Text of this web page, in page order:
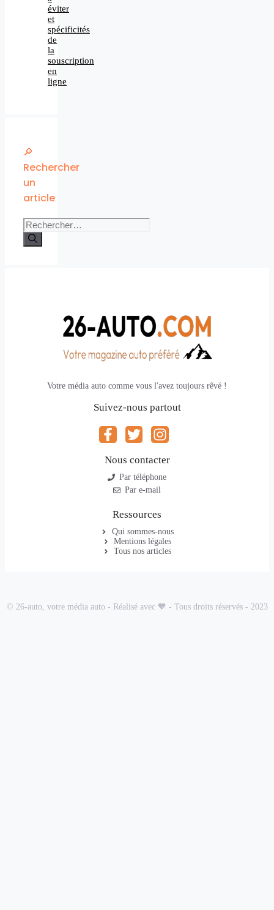
éviter
et
spécificités
de
la
souscription
en
ligne
🔎
Rechercher
un
article
Rechercher :
Votre média auto comme vous l'avez toujours rêvé !
Suivez-nous partout
Nous contacter
Par téléphone
Par e-mail
Ressources
Qui sommes-nous
Mentions légales
Tous nos articles
© 26-auto, votre média auto - Réalisé avec 🧡 - Tous droits réservés - 2023